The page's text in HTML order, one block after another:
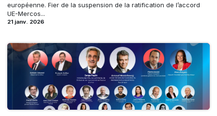
européenne. Fier de la suspension de la ratification de l’accord
UE-Mercos...
21 janv. 2026